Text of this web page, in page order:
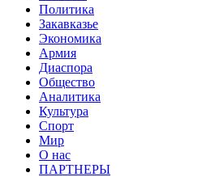
Политика
Закавказье
Экономика
Армия
Диаспора
Общество
Аналитика
Культура
Спорт
Мир
О нас
ПАРТНЕРЫ